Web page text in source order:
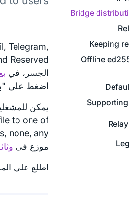
Bridge
Keeping
Offline
Supporting
Telegram,
الجسر، في
اضغط على
to one of
موزع في
اطلع على